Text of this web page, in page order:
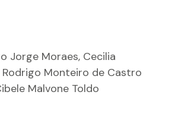
Jorge Moraes, Cecilia
Rodrigo Monteiro de Castro
Malvone Toldo